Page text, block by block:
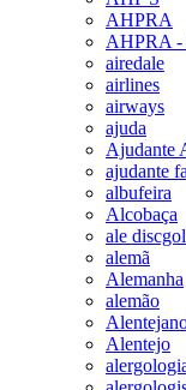
AHPRA
AHPRA -
airedale
airlines
airways
ajuda
Ajudante
ajudante
albufeira
Alcobaça
ale
alemã
Alemanha
alemão
Alentejo